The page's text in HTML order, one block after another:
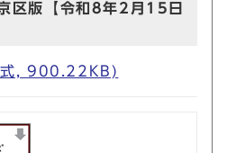
区版【令和8年2月15日
, 900.22KB)